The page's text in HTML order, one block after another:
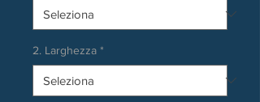
2. Larghezza *